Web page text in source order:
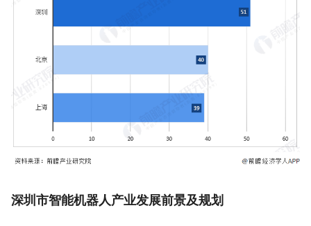
深圳市智能机器人产业发展前景及规划